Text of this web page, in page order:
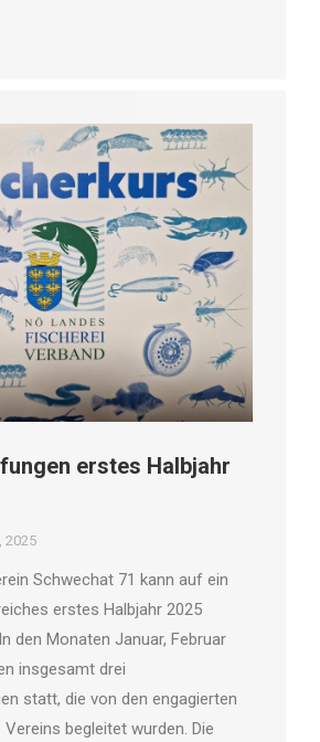
erstes Halbjahr
2025
Schwechat 71 kann auf ein
erstes Halbjahr 2025
den Monaten Januar, Februar
insgesamt drei
statt, die von den engagierten
begleitet wurden. Die